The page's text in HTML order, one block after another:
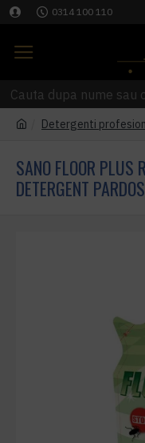
0314 100 110
Detergenti
SANO FLOOR
DETERGENT